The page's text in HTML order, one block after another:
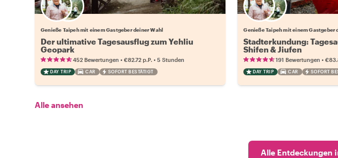
Wähle deinen Lieblingsgastgeber
Genieße Taipeh mit einem Gastgeber deiner Wahl
Der ultimative Tagesausflug zum Yehliu
Geopark
452 Bewertungen • €82.72 p.P. • 5 Stunden
DAY TRIP CAR SOFORT BESTÄTIGT
Wähle deinen
Genieße Taipeh mit einem Gastgeber
Stadterkundung:
Shifen & Jiufen
191 Bewertungen •
DAY TRIP CAR SOFORT
Alle ansehen
Alle Entdeckungen